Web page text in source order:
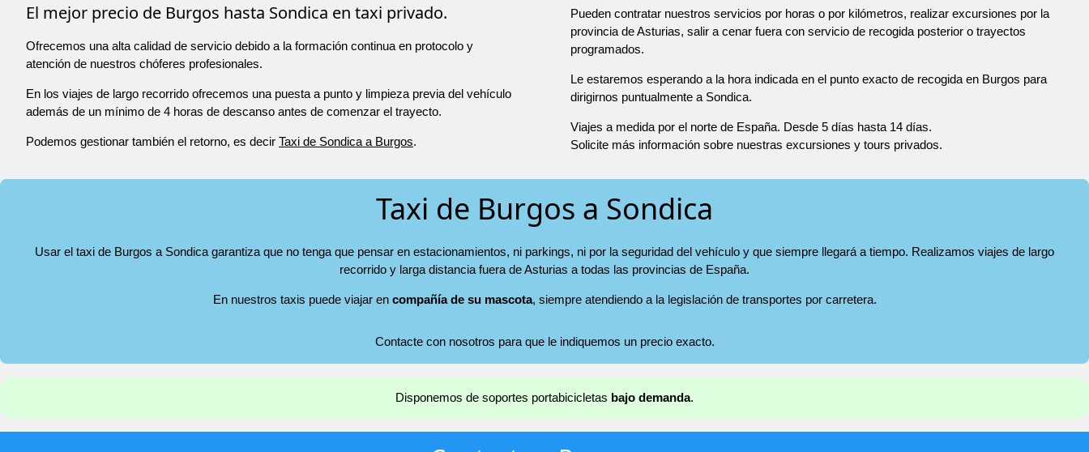
El mejor precio de Burgos hasta Sondica en taxi privado.
Ofrecemos una alta calidad de servicio debido a la formación continua en protocolo y
atención de nuestros chóferes profesionales.
En los viajes de largo recorrido ofrecemos una puesta a punto y limpieza previa del vehículo
además de un mínimo de 4 horas de descanso antes de comenzar el trayecto.
Podemos gestionar también el retorno, es decir Taxi de Sondica a Burgos.
Pueden contratar nuestros servicios por horas o por kilómetros, realizar excursiones por la
provincia de Asturias, salir a cenar fuera con servicio de recogida posterior o trayectos
programados.
Le estaremos esperando a la hora indicada en el punto exacto de recogida en Burgos para
dirigirnos puntualmente a Sondica.
Viajes a medida por el norte de España. Desde 5 días hasta 14 días.
Solicite más información sobre nuestras excursiones y tours privados.
Taxi de Burgos a Sondica
Usar el taxi de Burgos a Sondica garantiza que no tenga que pensar en estacionamientos, ni parkings, ni por la seguridad del vehículo y que siempre llegará a tiempo. Realizamos viajes de largo
recorrido y larga distancia fuera de Asturias a todas las provincias de España.
En nuestros taxis puede viajar en compañía de su mascota, siempre atendiendo a la legislación de transportes por carretera.
Contacte con nosotros para que le indiquemos un precio exacto.
Disponemos de soportes portabicicletas bajo demanda.